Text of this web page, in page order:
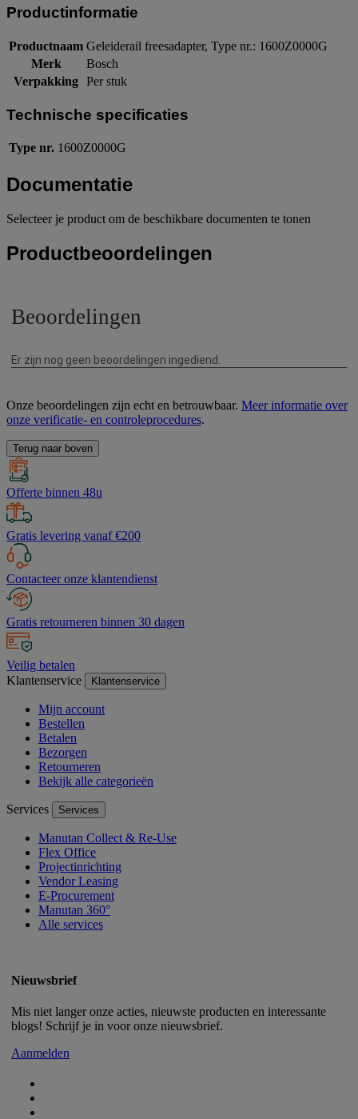
Productinformatie
Productnaam Geleiderail freesadapter, Type nr.: 1600Z0000G
Merk
Bosch
Verpakking Per stuk
Technische specificaties
Type nr. 1600Z0000G
Documentatie
Selecteer je product om de beschikbare documenten te tonen
Productbeoordelingen
Onze beoordelingen zijn echt en betrouwbaar. Meer informatie over
onze verificatie- en controleprocedures.
Terug naar boven
Offerte binnen 48u
Gratis levering vanaf €200
Contacteer onze klantendienst
Gratis retourneren binnen 30 dagen
Veilig betalen
Klantenservice
Klantenservice
Mijn account
Bestellen
Betalen
Bezorgen
Retourneren
Bekijk alle categorieën
Services Services
Manutan Collect & Re-Use
Flex Office
Projectinrichting
Vendor Leasing
E-Procurement
Manutan 360°
Alle services
Nieuwsbrief
Mis niet langer onze acties, nieuwste producten en interessante
blogs! Schrijf je in voor onze nieuwsbrief.
Aanmelden